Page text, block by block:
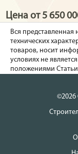
Цена от 5 650
Вся
технических
товаров, носит
условиях не
положениями
©2026